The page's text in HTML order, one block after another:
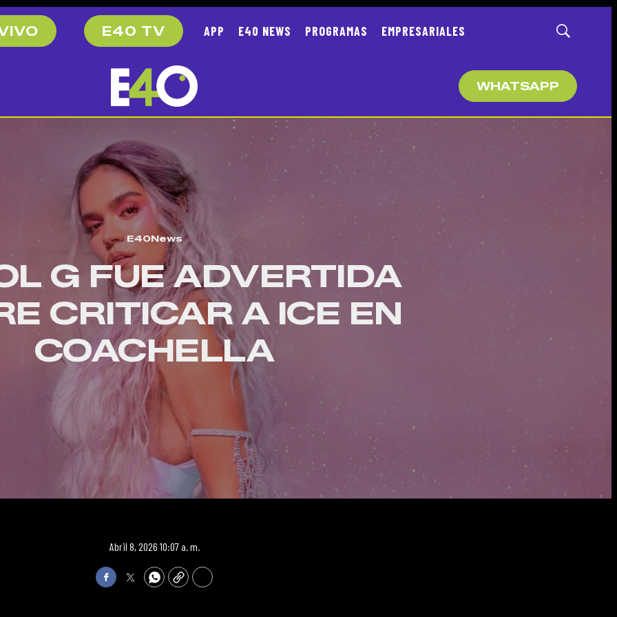
E40 TV APP E40 NEWS PROGRAMAS EMPRESARIALES
Mostrar
WHATSAPP
E40News
G FUE ADVERTIDA
CRITICAR A ICE EN
COACHELLA
Abril 8, 2026 10:07 a. m.
FacebookTwitterWhatsApp
Copy Print